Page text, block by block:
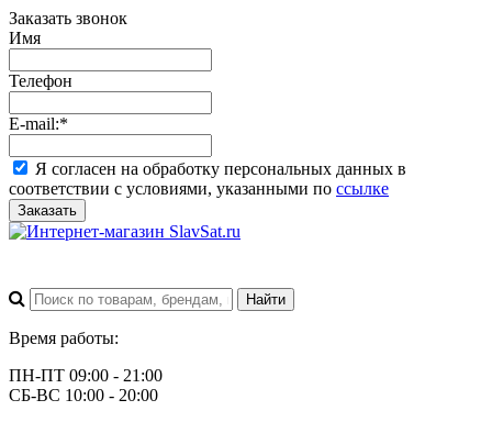
Заказать звонок
Имя
Телефон
E-mail:*
Я согласен на обработку персональных данных в
соответствии с условиями, указанными по ссылке
Заказать
Время работы:
ПН-ПТ 09:00 - 21:00
СБ-ВС 10:00 - 20:00